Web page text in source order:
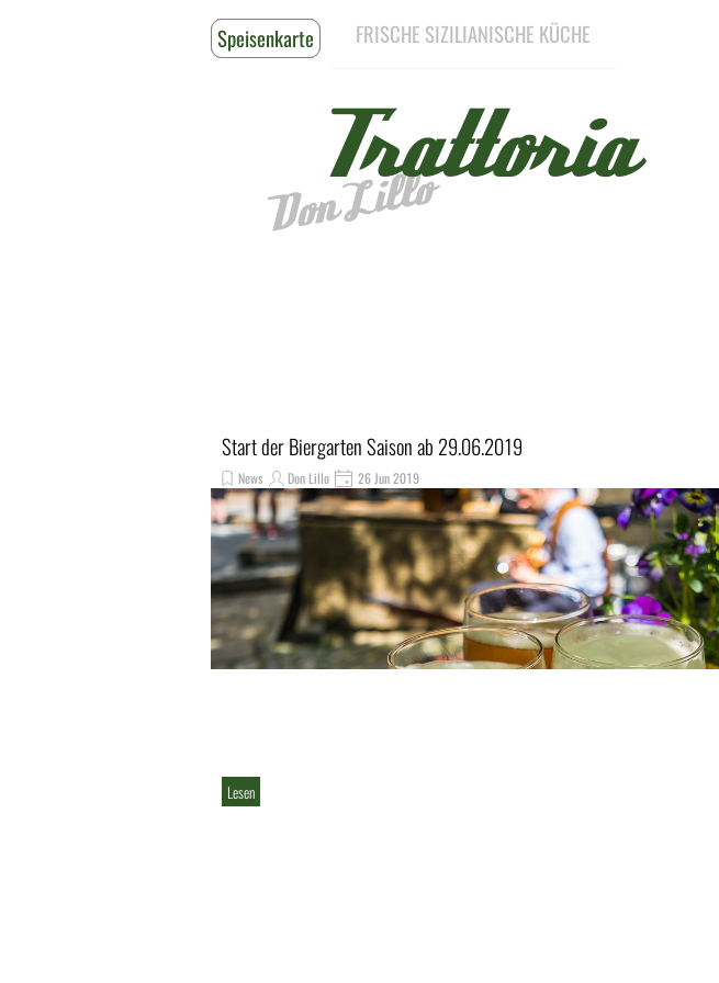
FRISCHE SIZILIANISCHE KÜCHE
Don Lillo
Trattoria
Reservieren
Speisenkarte
Start der Biergarten Saison ab 29.06.2019
News Don Lillo 26 Jun 2019
Lesen